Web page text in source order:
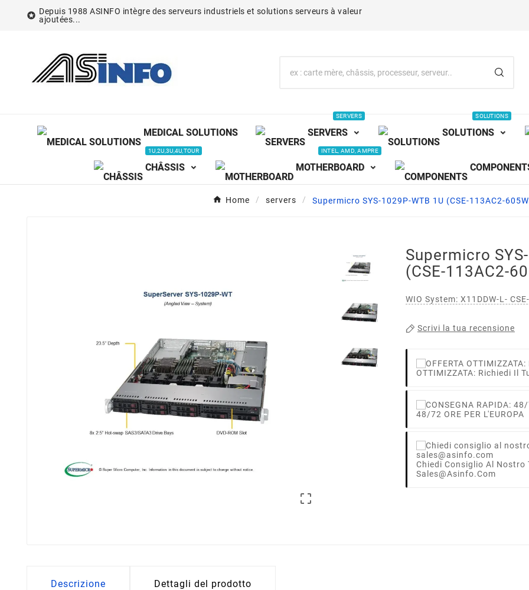
 Depuis 1988 ASINFO intègre des serveurs industriels et solutions serveurs à valeur
ajoutées...
MEDICAL SOLUTIONS SERVERS
SERVERS
SOLUTIONS
SOLUTIONS
CHÂSSIS
1U,2U,3U,4U,TOUR
MOTHERBOARD
INTEL, AMD, AMPRE
Home servers Supermicro SYS-1029P-WTB 1U (CSE-113AC2-

Supermicro
(CSE-113AC2-
WIO System: X11DDW-L-
Scrivi la tua recensione
OTTIMIZZATA: Richiedi Il
48/72 ORE PER L'EUROPA
Chiedi Consiglio Al Nostro
Sales@asinfo.com
Descrizione Dettagli del prodotto